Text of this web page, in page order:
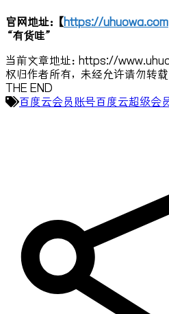
官网地址：【https://uhuowa.com
“有货哇”
当前文章地址：https://
权归作者所有，未经允许请勿转载
THE END
百度云会员账号百度云超级会